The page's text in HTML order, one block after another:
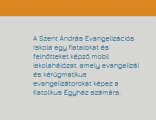
A Szent András Evangelizációs
Iskola egy fiatalokat és
felnőtteket képző mobil
iskolahálózat, amely evangelizál
és kérügmatikus
evangelizátorokat képez a
Katolikus Egyház számára.